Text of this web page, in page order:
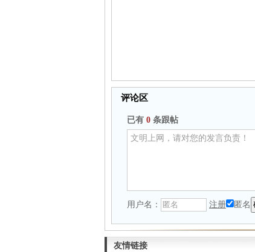
评论区
已有 0 条跟帖
用户名： 注册 匿名
友情链接